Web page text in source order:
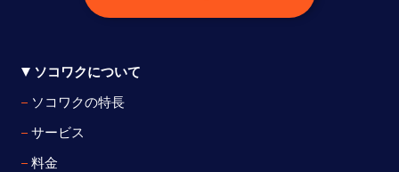
ソコワクについて
ソコワクの特長
サービス
料金